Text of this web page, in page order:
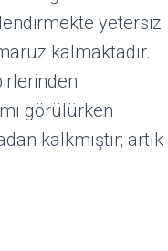
yetersiz
kalmaktadır.
görülürken
kalkmıştır; artık